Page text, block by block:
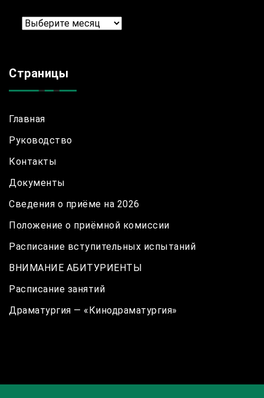
Архив
Страницы
Главная
Руководство
Контакты
Документы
Сведения о приёме на 2026
Положение о приёмной комиссии
Расписание вступительных испытаний
ВНИМАНИЕ АБИТУРИЕНТЫ
Расписание занятий
Драматургия — «Кинодраматургия»